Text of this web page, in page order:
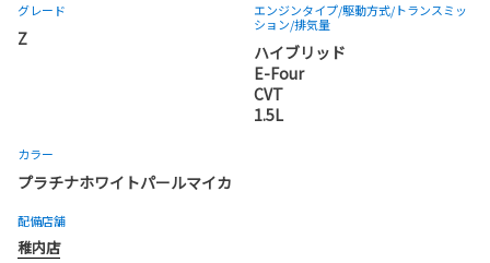
グレード
Z
エンジンタイプ/駆動方式/トランスミッ
ション/排気量
ハイブリッド
E-Four
CVT
1.5L
カラー
プラチナホワイトパールマイカ
配備店舗
稚内店